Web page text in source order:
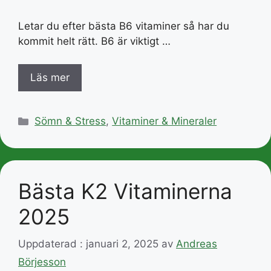
Letar du efter bästa B6 vitaminer så har du
kommit helt rätt. B6 är viktigt …
Läs mer
Kategorier
Sömn & Stress,Vitaminer & Mineraler
Bästa K2 Vitaminerna
2025
Uppdaterad : januari 2, 2025 av Andreas
Börjesson